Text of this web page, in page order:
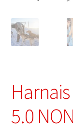
5.0